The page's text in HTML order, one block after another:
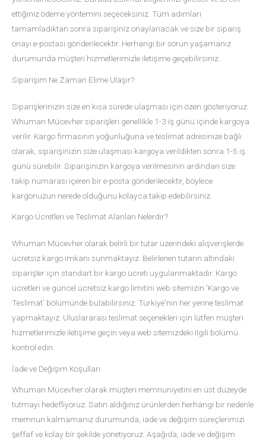
ettiğiniz ödeme yöntemini seçeceksiniz. Tüm adımları
tamamladıktan sonra siparişiniz onaylanacak ve size bir sipariş
onayı e-postası gönderilecektir. Herhangi bir sorun yaşamanız
durumunda müşteri hizmetlerimizle iletişime geçebilirsiniz.
Siparişim Ne Zaman Elime Ulaşır?
Siparişlerinizin size en kısa sürede ulaşması için özen gösteriyoruz.
Whuman Mücevher siparişleri genellikle 1-3 iş günü içinde kargoya
verilir. Kargo firmasının yoğunluğuna ve teslimat adresinize bağlı
olarak, siparişinizin size ulaşması kargoya verildikten sonra 1-5 iş
günü sürebilir. Siparişinizin kargoya verilmesinin ardından size
takip numarası içeren bir e-posta gönderilecektir, böylece
kargonuzun nerede olduğunu kolayca takip edebilirsiniz.
Kargo Ücretleri ve Teslimat Alanları Nelerdir?
Whuman Mücevher olarak belirli bir tutar üzerindeki alışverişlerde
ücretsiz kargo imkanı sunmaktayız. Belirlenen tutarın altındaki
siparişler için standart bir kargo ücreti uygulanmaktadır. Kargo
ücretleri ve güncel ücretsiz kargo limitini web sitemizin 'Kargo ve
Teslimat' bölümünde bulabilirsiniz. Türkiye'nin her yerine teslimat
yapmaktayız. Uluslararası teslimat seçenekleri için lütfen müşteri
hizmetlerimizle iletişime geçin veya web sitemizdeki ilgili bölümü
kontrol edin.
İade ve Değişim Koşulları
Whuman Mücevher olarak müşteri memnuniyetini en üst düzeyde
tutmayı hedefliyoruz. Satın aldığınız ürünlerden herhangi bir nedenle
memnun kalmamanız durumunda, iade ve değişim süreçlerimizi
şeffaf ve kolay bir şekilde yönetiyoruz. Aşağıda, iade ve değişim